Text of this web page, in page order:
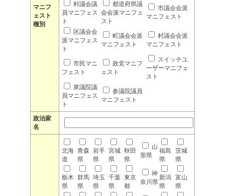
マニフ
ェスト
種別
村議会議
員マニフェス
ト
都道府県議
会会派マニフェ
スト
市議会会派
マニフェスト
区議会会
派マニフェス
ト
町議会会派
マニフェスト
村議会会派
マニフェスト
市民マニ
フェスト
政党マニフ
ェスト
スイッチユ
ーザーマニフェ
スト
衆議院議
員マニフェス
ト
参議院議員
マニフェスト
政治家
名
北海
道
青森
県
岩手
県
宮城
県
秋田
県
山
形県
福島
県
茨城
県
栃木
県
群馬
県
埼玉
県
千葉
県
東京
都
神
奈川県
新潟
県
富山
県